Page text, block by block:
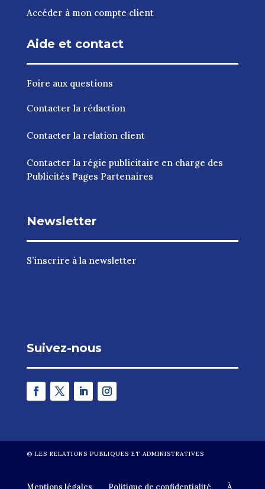
Accéder à mon compte client
Aide et contact
Foire aux questions
Contacter la rédaction
Contacter la relation client
Contacter la régie publicitaire en charge des
Publicités Pages Partenaires
Newsletter
S’inscrire à la newsletter
Suivez-nous
© LES RELATIONS PUBLIQUES ET ADMINISTRATIVES